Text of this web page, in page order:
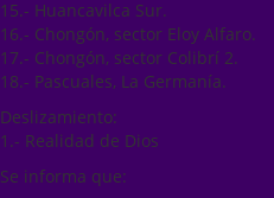
15.- Huancavilca Sur.
16.- Chongón, sector Eloy Alfaro.
17.- Chongón, sector Colibrí 2.
18.- Pascuales, La Germanía.
Deslizamiento:
1.- Realidad de Dios
Se informa que: